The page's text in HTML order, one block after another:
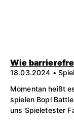
Wie
18.03.2024 •
Momentan heißt
spielen Bopl
uns Spieletester